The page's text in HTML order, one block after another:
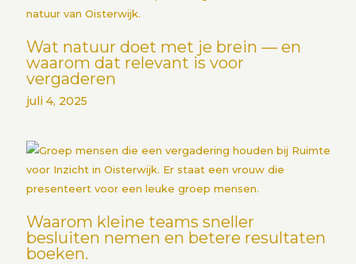
Wat natuur doet met je brein — en
waarom dat relevant is voor
vergaderen
juli 4, 2025
Waarom kleine teams sneller
besluiten nemen en betere resultaten
boeken.